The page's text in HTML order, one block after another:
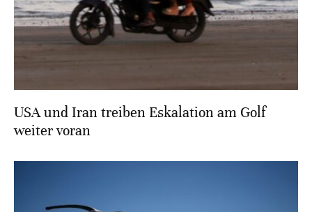
USA und Iran treiben Eskalation am Golf
weiter voran